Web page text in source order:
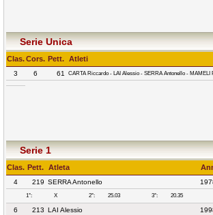
Serie Unica
Clas.Cors. Pett. Atleti
3 6 61 CARTA Riccardo - LAI Alessio - SERRA Antonello - MAMELI
Serie 1
Clas. Pett. Atleta
4 219 SERRA Antonello
1°: X 2°: 25.03 3°: 20.35
6 213 LAI Alessio